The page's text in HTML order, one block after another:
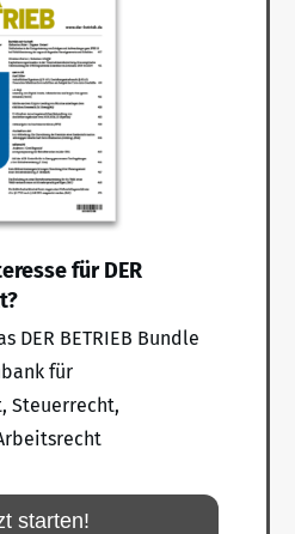
für DER
DER BETRIEB Bundle
für
Steuerrecht,
starten!